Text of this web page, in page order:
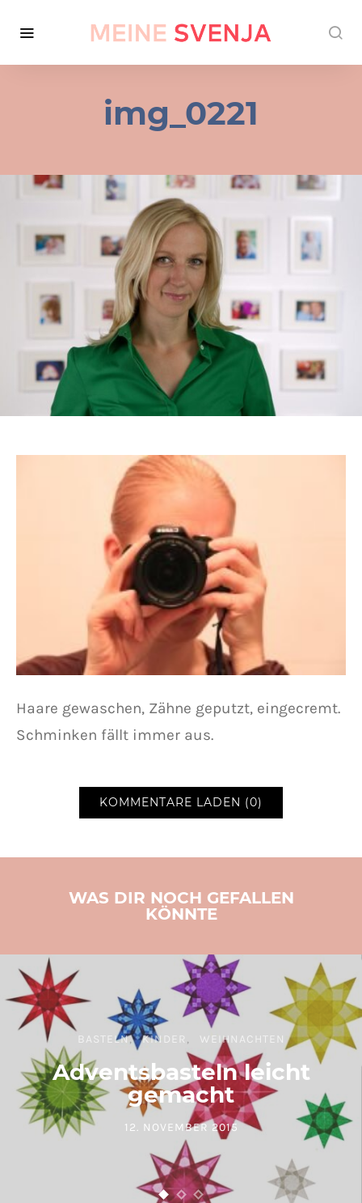
img_0221
Haare gewaschen, Zähne geputzt, eingecremt.
Schminken fällt immer aus.
KOMMENTARE LADEN (0)
WAS DIR NOCH GEFALLEN
KÖNNTE
BASTELN KINDER WEIHNACHTEN
Adventsbasteln leicht
gemacht
POSTED ON
12. NOVEMBER 2015